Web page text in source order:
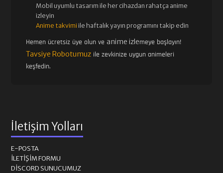
Mobil uyumlu tasarım ile her cihazdan rahatça anime
izleyin
Anime takvimi ile haftalık yayın programını takip edin
Hemen ücretsiz üye olun ve anime izlemeye başlayın!
Tavsiye Robotumuz ile zevkinize uygun animeleri
keşfedin.
İletişim Yolları
E-POSTA
İLETIŞIM FORMU
DISCORD SUNUCUMUZ